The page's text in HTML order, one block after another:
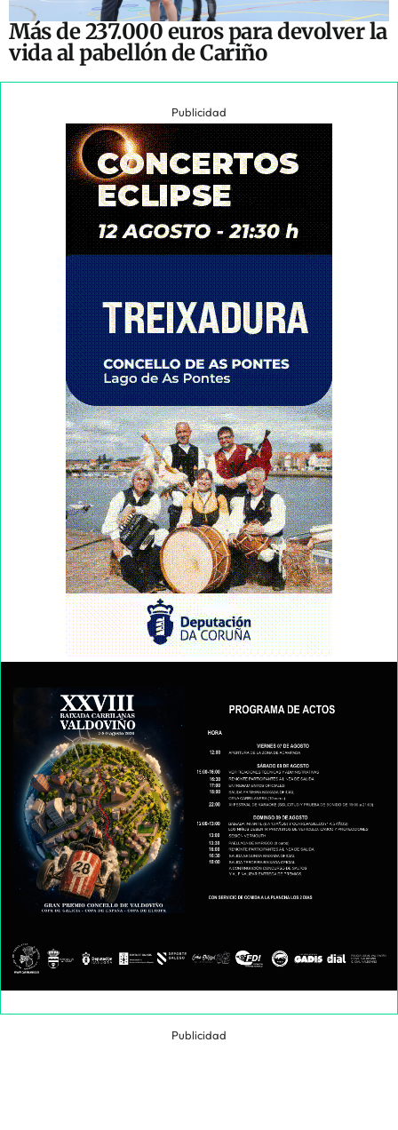
Más de 237.000 euros para devolver la
vida al pabellón de Cariño
Publicidad
Publicidad